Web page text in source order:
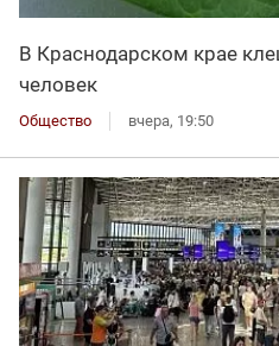
В Краснодарском крае
человек
Общество вчера, 19:50